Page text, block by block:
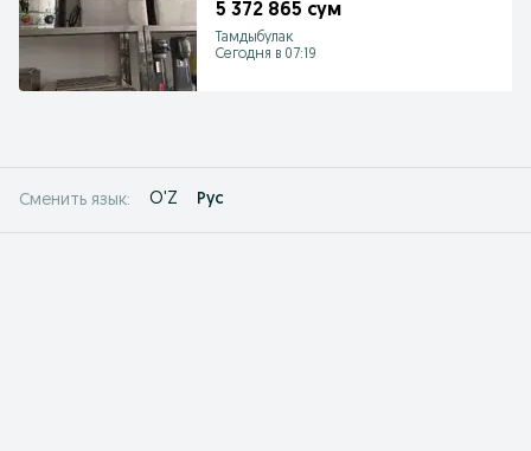
5 372 865 сум
Тамдыбулак
Сегодня в 07:19
Сменить язык: O'Z Рус